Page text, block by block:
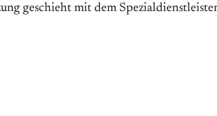
geschieht mit dem